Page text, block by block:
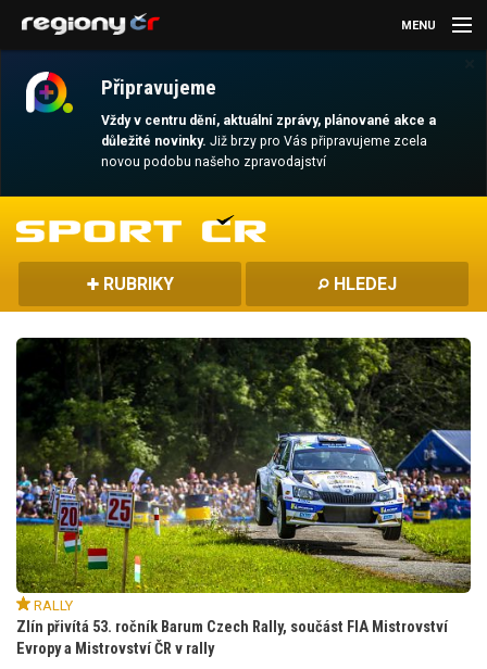
Připravujeme
Vždy v centru dění, aktuální zprávy, plánované akce a
důležité novinky.Již brzy pro Vás připravujeme zcela
novou podobu našeho zpravodajství
MENU
AKTUALITY
MAGAZÍN
DALŠÍ
REGION
RUBRIKY HLEDEJ
RALLY
Zlín přivítá 53. ročník Barum Czech Rally, součást FIA Mistrovství
Evropy a Mistrovství ČR v rally